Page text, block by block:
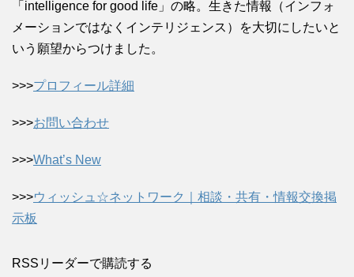
「intelligence for good life」の略。生きた情報（インフォ
メーションではなくインテリジェンス）を大切にしたいと
いう願望からつけました。
>>>プロフィール詳細
>>>お問い合わせ
>>>What’s New
>>>ウィッシュ☆ネットワーク｜相談・共有・情報交換掲
示板
RSSリーダーで購読する